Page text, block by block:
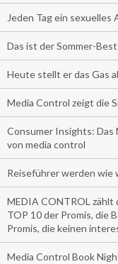
Jeden Tag ein sexuelles
Das ist der Sommer-
Heute stellt er das Gas
Media Control zeigt die
Consumer Insights:
von media control
Reiseführer werden wie
MEDIA CONTROL zählt
TOP 10 der Promis, die
Promis, die keinen
Media Control Book